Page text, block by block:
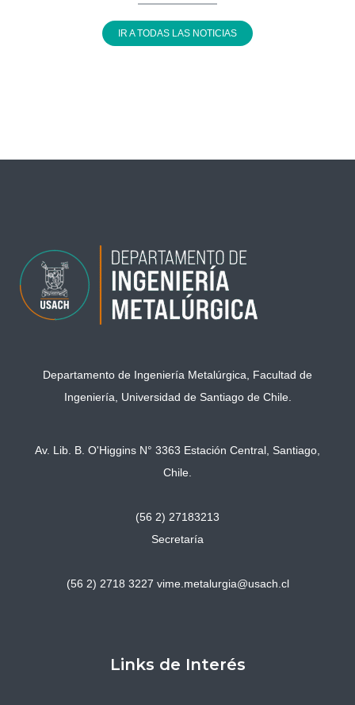
IR A TODAS LAS NOTICIAS
Departamento de Ingeniería Metalúrgica, Facultad de
Ingeniería, Universidad de Santiago de Chile.
Av. Lib. B. O'Higgins N° 3363 Estación Central, Santiago,
Chile.
(56 2) 27183213
Secretaría
(56 2) 2718 3227 vime.metalurgia@usach.cl
Links de Interés